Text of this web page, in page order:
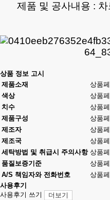
제품 및 공사내용 :
상품 정보 고시
제품소재
상품
색상
상품
치수
상품
제품구성
상품
제조자
상품
제조국
상품
세탁방법 및 취급시 주의사항 상품
품질보증기준
상품
A/S 책임자와 전화번호
상품
사용후기
사용후기 쓰기
더보기